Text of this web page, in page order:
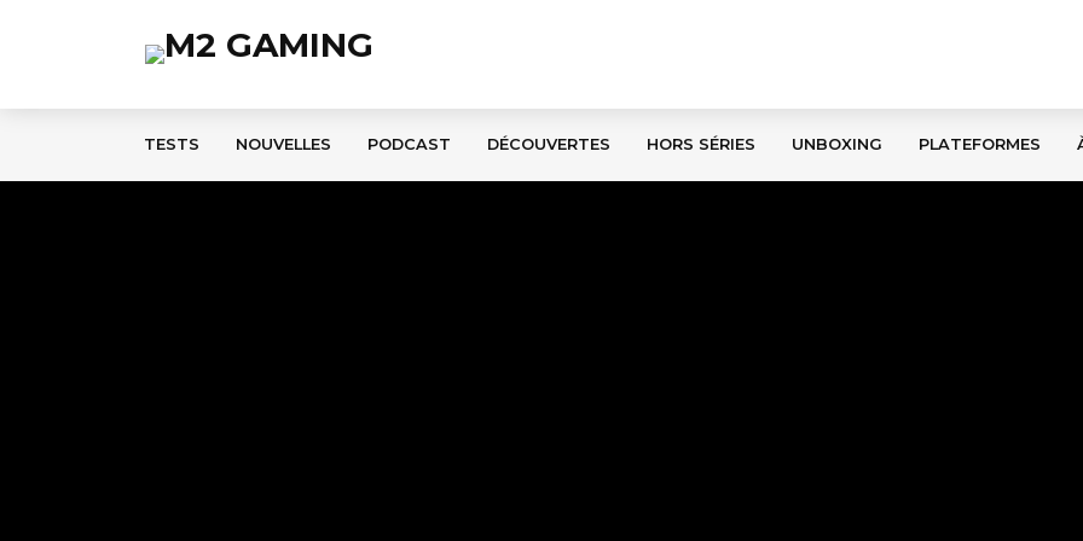
TESTS NOUVELLES PODCAST DÉCOUVERTES HORS SÉRIES UNBOXING PLATEFORMES